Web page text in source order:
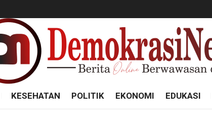
KESEHATAN POLITIK EKONOMI EDUKASI